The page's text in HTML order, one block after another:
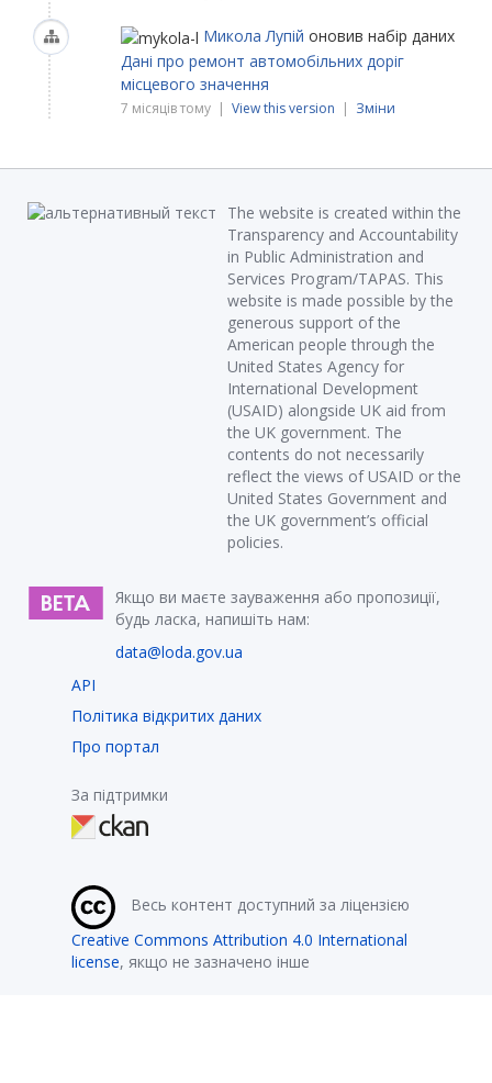
Микола Лупій оновив набір даних
Дані про ремонт автомобільних доріг
місцевого значення
7 місяців тому | View this version | Зміни
The website is created within the
Transparency and Accountability
in Public Administration and
Services Program/TAPAS. This
website is made possible by the
generous support of the
American people through the
United States Agency for
International Development
(USAID) alongside UK aid from
the UK government. The
contents do not necessarily
reflect the views of USAID or the
United States Government and
the UK government’s official
policies.
Якщо ви маєте зауваження або пропозиції,
будь ласка, напишіть нам:
data@loda.gov.ua
API
Політика відкритих даних
Про портал
За підтримки
Весь контент доступний за ліцензією
Creative Commons Attribution 4.0 International
license, якщо не зазначено інше